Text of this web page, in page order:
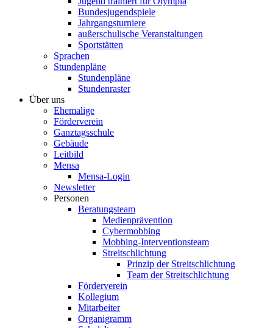
Bundesjugendspiele
Jahrgangsturniere
außerschulische Veranstaltungen
Sportstätten
Sprachen
Stundenpläne
Stundenpläne
Stundenraster
Über uns
Ehemalige
Förderverein
Ganztagsschule
Gebäude
Leitbild
Mensa
Mensa-Login
Newsletter
Personen
Beratungsteam
Medienprävention
Cybermobbing
Mobbing-Interventionsteam
Streitschlichtung
Prinzip der Streitschlichtung
Team der Streitschlichtung
Förderverein
Kollegium
Mitarbeiter
Organigramm